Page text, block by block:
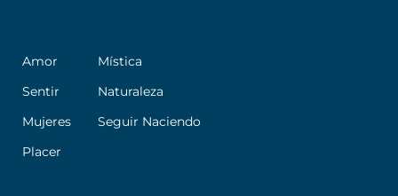
Amor
Sentir
Mujeres
Placer
Mística
Naturaleza
Seguir Naciendo